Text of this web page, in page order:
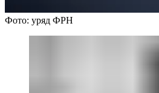
Фото: уряд ФРН